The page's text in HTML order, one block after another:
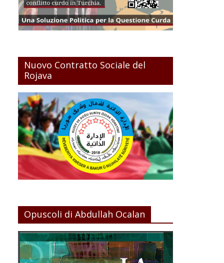
Nuovo Contratto Sociale del
Rojava
Opuscoli di Abdullah Ocalan